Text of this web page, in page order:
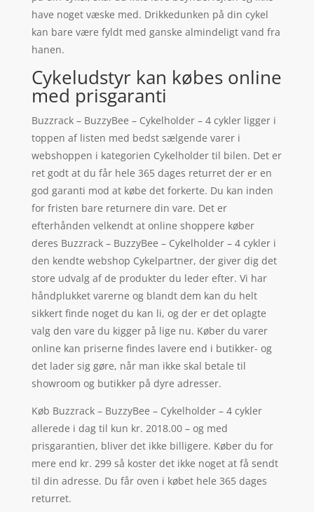
have noget væske med. Drikkedunken på din cykel
kan bare være fyldt med ganske almindeligt vand fra
hanen.
Cykeludstyr kan købes online
med prisgaranti
Buzzrack – BuzzyBee – Cykelholder – 4 cykler ligger i
toppen af listen med bedst sælgende varer i
webshoppen i kategorien Cykelholder til bilen. Det er
ret godt at du får hele 365 dages returret der er en
god garanti mod at købe det forkerte. Du kan inden
for fristen bare returnere din vare. Det er
efterhånden velkendt at online shoppere køber
deres Buzzrack – BuzzyBee – Cykelholder – 4 cykler i
den kendte webshop Cykelpartner, der giver dig det
store udvalg af de produkter du leder efter. Vi har
håndplukket varerne og blandt dem kan du helt
sikkert finde noget du kan li, og der er det oplagte
valg den vare du kigger på lige nu. Køber du varer
online kan priserne findes lavere end i butikker- og
det lader sig gøre, når man ikke skal betale til
showroom og butikker på dyre adresser.
Køb Buzzrack – BuzzyBee – Cykelholder – 4 cykler
allerede i dag til kun kr. 2018.00 – og med
prisgarantien, bliver det ikke billigere. Køber du for
mere end kr. 299 så koster det ikke noget at få sendt
til din adresse. Du får oven i købet hele 365 dages
returret.